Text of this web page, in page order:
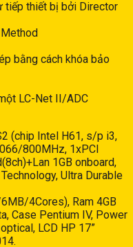
tiếp thiết bị bởi Director
bằng cách khóa bảo
LC-Net II/ADC
(chip Intel H61, s/p i3,
800MHz, 1xPCI
1GB onboard,
Ultra Durable
4Cores), Ram 4GB
Case Pentium IV, Power
LCD HP 17”